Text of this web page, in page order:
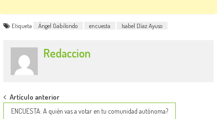
Etiqueta Ángel Gabilondo encuesta Isabel Díaz Ayuso
Redaccion
Post
Artículo anterior
ENCUESTA: A quién vas a votar en tu comunidad autónoma?